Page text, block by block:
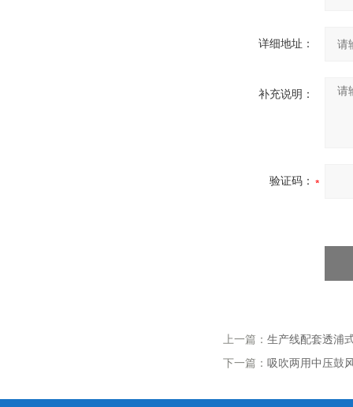
详细地址：
补充说明：
验证码：
上一篇： 生产线配套透浦
下一篇： 吸吹两用中压鼓